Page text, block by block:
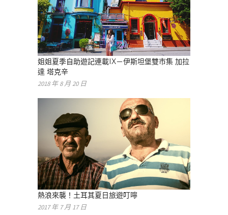
姐姐夏季自助遊記連載IX－伊斯坦堡雙市集 加拉
達 塔克辛
2018 年 8 月 20 日
熱浪來襲！土耳其夏日旅遊叮嚀
2017 年 7 月 17 日